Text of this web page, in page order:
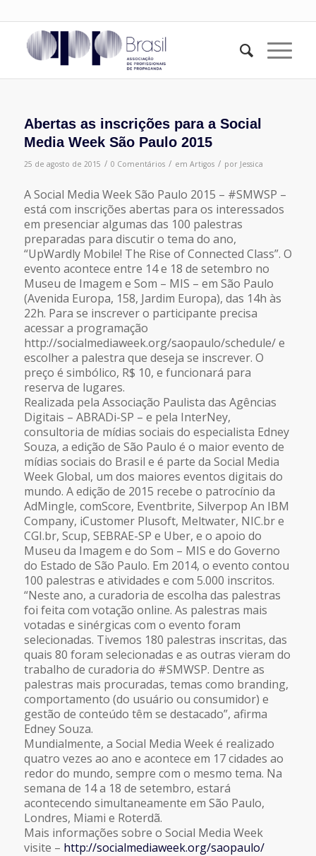
Abertas as inscrições para a Social
Media Week São Paulo 2015
25 de agosto de 2015 / 0 Comentários / em Artigos / por Jessica
A Social Media Week São Paulo 2015 – #SMWSP –
está com inscrições abertas para os interessados
em presenciar algumas das 100 palestras
preparadas para discutir o tema do ano,
“UpWardly Mobile! The Rise of Connected Class”. O
evento acontece entre 14 e 18 de setembro no
Museu de Imagem e Som – MIS – em São Paulo
(Avenida Europa, 158, Jardim Europa), das 14h às
22h. Para se inscrever o participante precisa
acessar a programação
http://socialmediaweek.org/saopaulo/schedule/ e
escolher a palestra que deseja se inscrever. O
preço é simbólico, R$ 10, e funcionará para
reserva de lugares.
Realizada pela Associação Paulista das Agências
Digitais – ABRADi-SP – e pela InterNey,
consultoria de mídias sociais do especialista Edney
Souza, a edição de São Paulo é o maior evento de
mídias sociais do Brasil e é parte da Social Media
Week Global, um dos maiores eventos digitais do
mundo. A edição de 2015 recebe o patrocínio da
AdMingle, comScore, Eventbrite, Silverpop An IBM
Company, iCustomer Plusoft, Meltwater, NIC.br e
CGI.br, Scup, SEBRAE-SP e Uber, e o apoio do
Museu da Imagem e do Som – MIS e do Governo
do Estado de São Paulo. Em 2014, o evento contou
100 palestras e atividades e com 5.000 inscritos.
“Neste ano, a curadoria de escolha das palestras
foi feita com votação online. As palestras mais
votadas e sinérgicas com o evento foram
selecionadas. Tivemos 180 palestras inscritas, das
quais 80 foram selecionadas e as outras vieram do
trabalho de curadoria do #SMWSP. Dentre as
palestras mais procuradas, temas como branding,
comportamento (do usuário ou consumidor) e
gestão de conteúdo têm se destacado”, afirma
Edney Souza.
Mundialmente, a Social Media Week é realizado
quatro vezes ao ano e acontece em 17 cidades ao
redor do mundo, sempre com o mesmo tema. Na
semana de 14 a 18 de setembro, estará
acontecendo simultaneamente em São Paulo,
Londres, Miami e Roterdã.
Mais informações sobre o Social Media Week
visite – http://socialmediaweek.org/saopaulo/